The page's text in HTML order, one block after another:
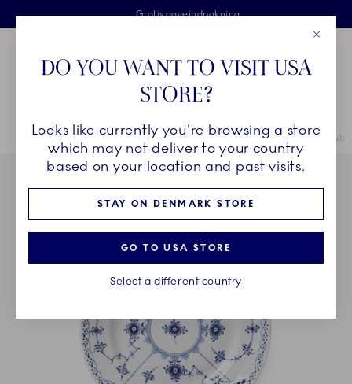
Skip Navigation
Fri levering ved køb over 500 kr. og fri retur
Gratis gaveindpakning
2 års brudgaranti
Royal Copenhagen
Breadcrumb Headlinesss
HjemSTEL Stel Musselmalet Halvblonde Musselmalet
DO YOU WANT TO VISIT USA
STORE?
Looks like currently you're browsing a store
which may not deliver to your country
based on your location and past visits.
STAY ON DENMARK STORE
GO TO USA STORE
Select a different country